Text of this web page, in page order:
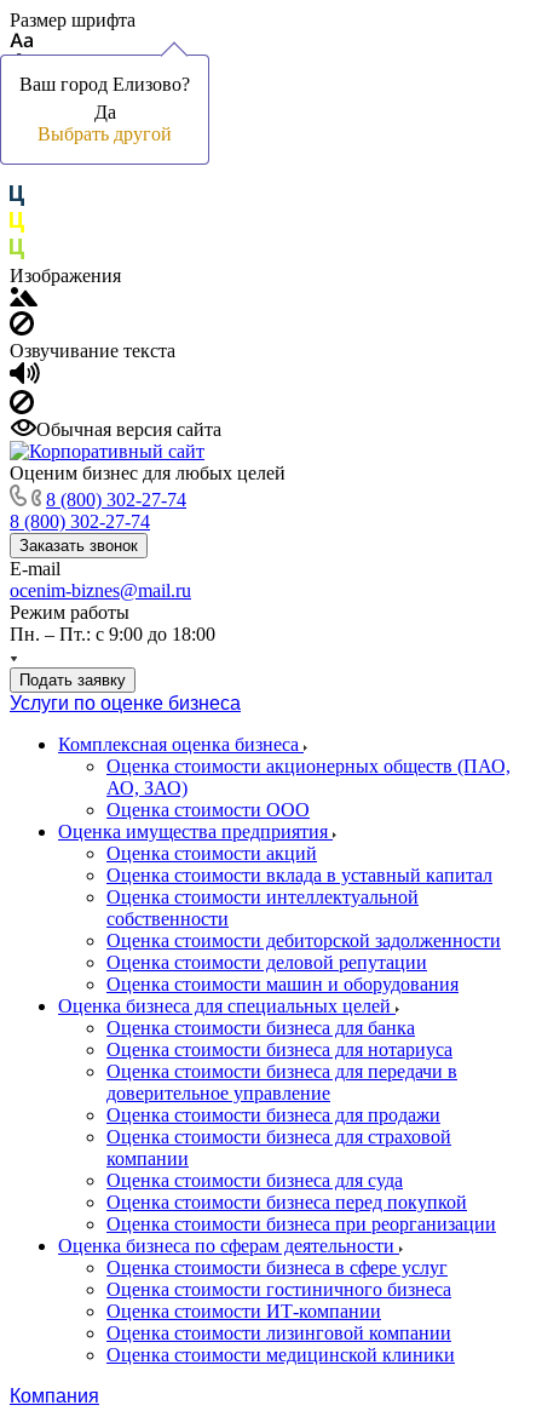
Размер шрифта
Цвет фона и шрифта
Изображения
Озвучивание текста
Обычная версия сайта
Оценим бизнес для любых целей
8 (800) 302-27-74
8 (800) 302-27-74
Заказать звонок
E-mail
ocenim-biznes@mail.ru
Режим работы
Пн. – Пт.: с 9:00 до 18:00
Подать заявку
Услуги по оценке бизнеса
Комплексная оценка бизнеса
Оценка стоимости акционерных обществ (ПАО,
АО, ЗАО)
Оценка стоимости ООО
Оценка имущества предприятия
Оценка стоимости акций
Оценка стоимости вклада в уставный капитал
Оценка стоимости интеллектуальной
собственности
Оценка стоимости дебиторской задолженности
Оценка стоимости деловой репутации
Оценка стоимости машин и оборудования
Оценка бизнеса для специальных целей
Оценка стоимости бизнеса для банка
Оценка стоимости бизнеса для нотариуса
Оценка стоимости бизнеса для передачи в
доверительное управление
Оценка стоимости бизнеса для продажи
Оценка стоимости бизнеса для страховой
компании
Оценка стоимости бизнеса для суда
Оценка стоимости бизнеса перед покупкой
Оценка стоимости бизнеса при реорганизации
Оценка бизнеса по сферам деятельности
Оценка стоимости бизнеса в сфере услуг
Оценка стоимости гостиничного бизнеса
Оценка стоимости ИТ-компании
Оценка стоимости лизинговой компании
Оценка стоимости медицинской клиники
Компания
Ваш город Елизово?
Да
Выбрать другой
Ваш город Елизово?
Да
Выбрать другой